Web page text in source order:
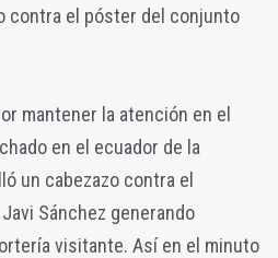
contra el póster del conjunto
mantener la atención en el
en el ecuador de la
un cabezazo contra el
Sánchez generando
visitante. Así en el minuto